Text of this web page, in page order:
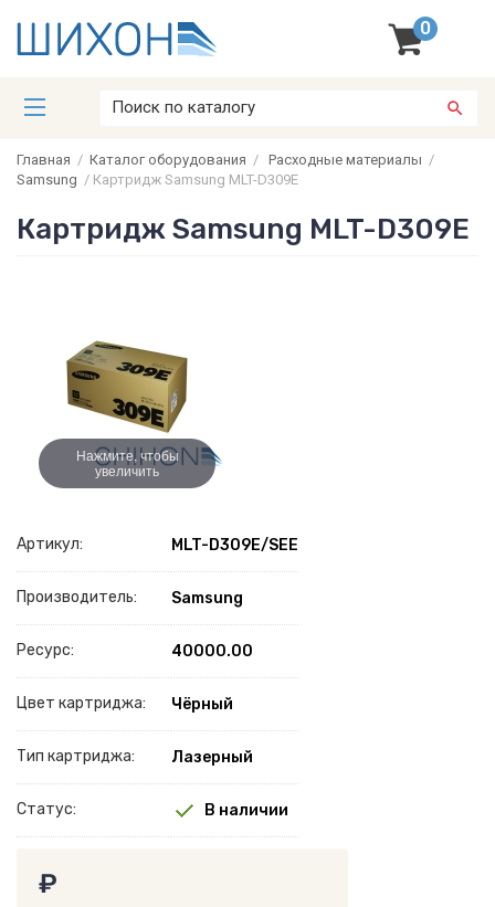
0
Главная / Каталог оборудования / Расходные материалы /
Samsung / Картридж Samsung MLT-D309E
Картридж Samsung MLT-D309E
Нажмите, чтобы
увеличить
Артикул: MLT-D309E/SEE
Производитель: Samsung
Ресурс: 40000.00
Цвет картриджа: Чёрный
Тип картриджа: Лазерный
Статус: В наличии
₽